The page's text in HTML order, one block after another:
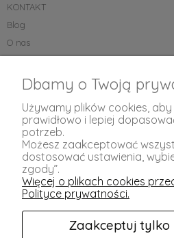
KONTAKT
Blog
O nas
Regulaminy
Regulaminy
Polityka prywatności
Moje Konto
Ustawienia konta
Dbamy o Twoją
Używamy plików cookies, aby
prawidłowo i lepiej
potrzeb.
Możesz zaakceptować
dostosować ustawienia,
zgody”.
Więcej o plikach cookies
Polityce prywatności.
Zaakceptuj tylko